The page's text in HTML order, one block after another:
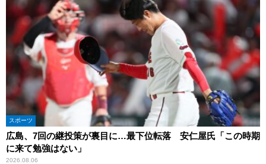
スポーツ
広島、7回の継投策が裏目に…最下位転落 安仁屋氏「この時期
に来て勉強はない」
2026.08.06